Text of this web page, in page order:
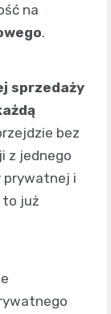
na
.
sprzedaży
bez
z jednego
prywatnej i
to już